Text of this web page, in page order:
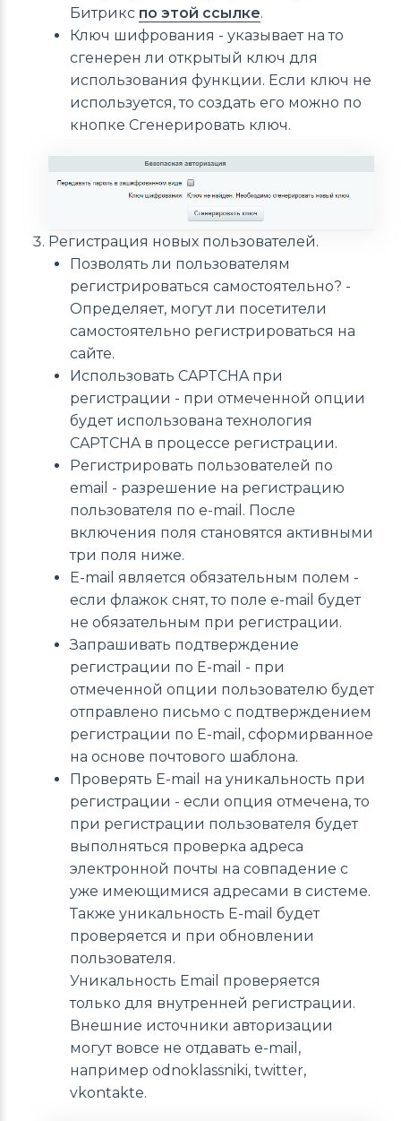
Битрикс по этой ссылке.
Ключ шифрования - указывает на то
сгенерен ли открытый ключ для
использования функции. Если ключ не
используется, то создать его можно по
кнопке Сгенерировать ключ.
Регистрация новых пользователей.
Позволять ли пользователям
регистрироваться самостоятельно? -
Определяет, могут ли посетители
самостоятельно регистрироваться на
сайте.
Использовать CAPTCHA при
регистрации - при отмеченной опции
будет использована технология
CAPTCHA в процессе регистрации.
Регистрировать пользователей по
email - разрешение на регистрацию
пользователя по e-mail. После
включения поля становятся активными
три поля ниже.
E-mail является обязательным полем -
если флажок снят, то поле e-mail будет
не обязательным при регистрации.
Запрашивать подтверждение
регистрации по E-mail - при
отмеченной опции пользователю будет
отправлено письмо с подтверждением
регистрации по E-mail, сформирванное
на основе почтового шаблона.
Проверять E-mail на уникальность при
регистрации - если опция отмечена, то
при регистрации пользователя будет
выполняться проверка адреса
электронной почты на совпадение с
уже имеющимися адресами в системе.
Также уникальность E-mail будет
проверяется и при обновлении
пользователя.
Уникальность Email проверяется
только для внутренней регистрации.
Внешние источники авторизации
могут вовсе не отдавать e-mail,
например odnoklassniki, twitter,
vkontakte.